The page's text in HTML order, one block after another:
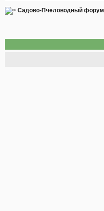
Садово-Пчеловодный форум